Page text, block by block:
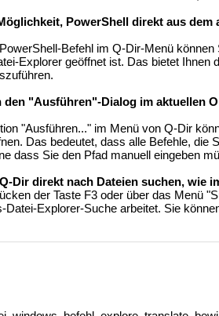
PowerShell direkt aus
Befehl im Q-Dir-Menü
Explorer geöffnet ist. Das bietet Ihnen
den "Ausführen"-Dialog im aktuellen
"Ausführen..." im Menü von Q-Dir
Das bedeutet, dass alle Befehle, die
dass Sie den Pfad manuell eingeben
Dir direkt nach Dateien suchen, wie
der Taste F3 oder über das Menü
Datei-Explorer-Suche arbeitet. Sie